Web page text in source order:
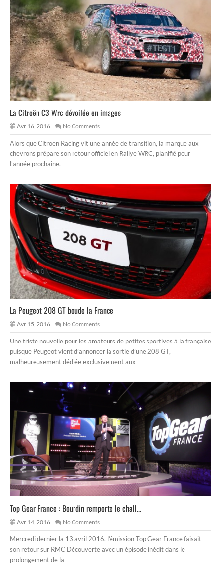
La Citroën C3 Wrc dévoilée en images
Avr 16, 2016 No Comments
Alors que Citroën Racing vit une année de transition, la marque aux
chevrons prépare son retour officiel en Rallye WRC, planifié pour
l’année prochaine.
La Peugeot 208 GT boude la France
Avr 15, 2016 No Comments
Une triste nouvelle pour les amateurs de petites sportives à la française
puisque Peugeot vient d’annoncer la sortie d’une 208 GT,
malheureusement dédiée exclusivement aux
Top Gear France : Bourdin remporte le chall...
Avr 14, 2016 No Comments
Mercredi dernier la 13 avril 2016, l’émission Top Gear France faisait
son retour sur RMC Découverte avec un épisode inédit dans le
prolongement de la